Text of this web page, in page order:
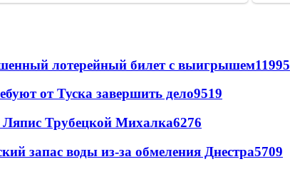
лотерейный билет с выигрышем11995
от Туска завершить дело9519
Ляпис Трубецкой Михалка6276
запас воды из-за обмеления Днестра5709